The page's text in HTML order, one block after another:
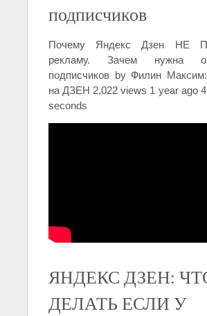
подписчиков
Почему Яндекс Дзен НЕ
рекламу. Зачем нужна
подписчиков by Филин
на ДЗЕН 2,022 views 1 year ago
seconds
ЯНДЕКС ДЗЕН:
ДЕЛАТЬ ЕСЛИ У